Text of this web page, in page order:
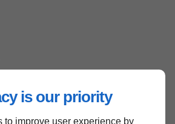
is our priority
to improve user experience by